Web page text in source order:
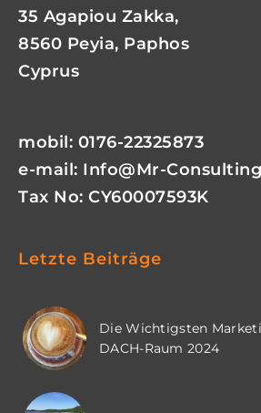
35 Agapiou Zakka,
8560 Peyia, Paphos
Cyprus
mobil: 0176-22325873
e-mail: Info@mr-
Tax No: CY60007593K
Letzte Beiträge
Die Wichtigsten
DACH-Raum 2024